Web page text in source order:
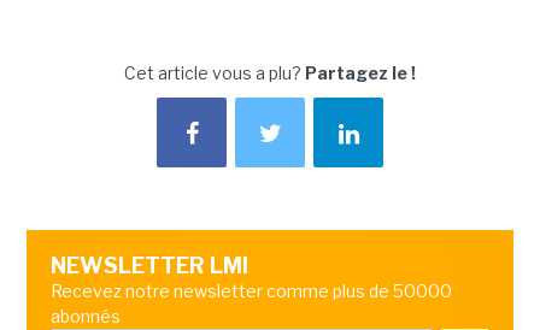
Cet article vous a plu? Partagez le !
NEWSLETTER LMI
Recevez notre newsletter comme plus de 50000
abonnés